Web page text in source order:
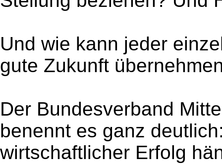
Und wie kann jeder
gute Zukunft
Der Bundesverband
benennt es ganz
wirtschaftlicher Erfolg